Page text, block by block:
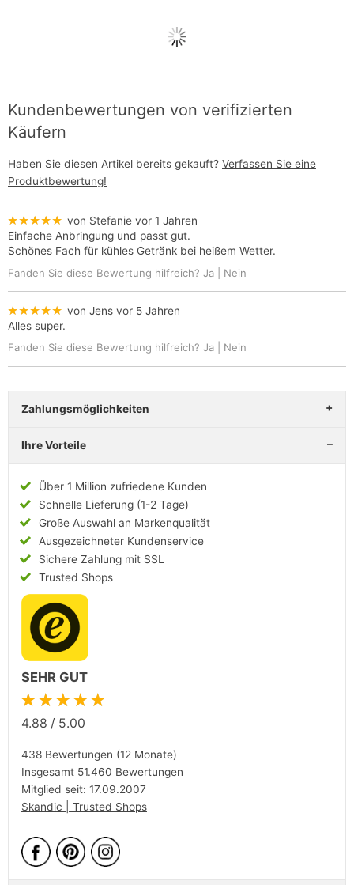
Kundenbewertungen von verifizierten
Käufern
Haben Sie diesen Artikel bereits gekauft? Verfassen Sie eine
Produktbewertung!
★★★★★ von Stefanie vor 1 Jahren
Einfache Anbringung und passt gut.
Schönes Fach für kühles Getränk bei heißem Wetter.
Fanden Sie diese Bewertung hilfreich? Ja Nein
★★★★★ von Jens vor 5 Jahren
Alles super.
Fanden Sie diese Bewertung hilfreich? Ja Nein
Zahlungsmöglichkeiten
Ihre Vorteile
Über 1 Million zufriedene Kunden
Schnelle Lieferung (1-2 Tage)
Große Auswahl an Markenqualität
Ausgezeichneter Kundenservice
Sichere Zahlung mit SSL
Trusted Shops
SEHR GUT
★★★★★
4.88 / 5.00
438 Bewertungen (12 Monate)
Insgesamt 51.460 Bewertungen
Mitglied seit: 17.09.2007
Skandic | Trusted Shops